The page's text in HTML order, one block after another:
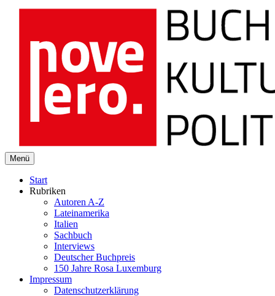
Buch Kultur Politik
Menü
Start
Rubriken
Autoren A-Z
Lateinamerika
Italien
Sachbuch
Interviews
Deutscher Buchpreis
150 Jahre Rosa Luxemburg
Impressum
Datenschutzerklärung